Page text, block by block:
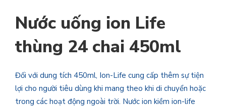
Nước uống ion Life
thùng 24 chai 450ml
Đối với dung tích 450ml, Ion-Life cung cấp thêm sự tiện
lợi cho người tiêu dùng khi mang theo khi di chuyển hoặc
trong các hoạt động ngoài trời. Nước ion kiềm ion-life